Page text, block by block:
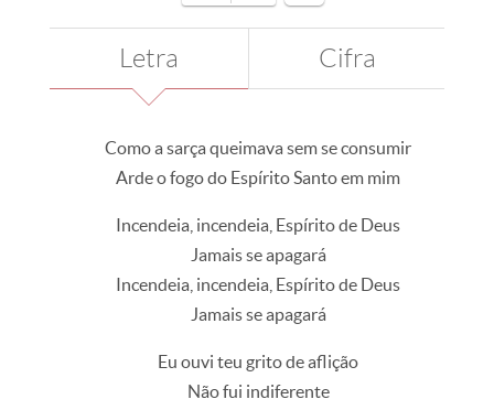
Letra Cifra
Como a sarça queimava sem se consumir
Arde o fogo do Espírito Santo em mim
Incendeia, incendeia, Espírito de Deus
Jamais se apagará
Incendeia, incendeia, Espírito de Deus
Jamais se apagará
Eu ouvi teu grito de aflição
Não fui indiferente